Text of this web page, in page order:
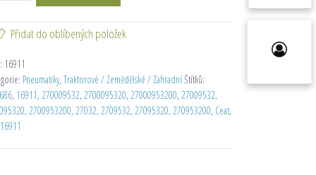
Přidat do oblíbených položek
16911
Pneumatiky, Traktorové / Zemědělské / ZahradníŠtítků:
, 16911, 270009532, 2700095320, 27000953200, 27009532,
, 2700953200, 27032, 2709532, 27095320, 270953200, Ceat,